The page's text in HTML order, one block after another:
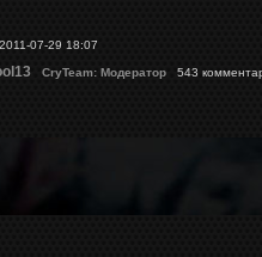
07-29 18:07
CryTeam: Модератор543